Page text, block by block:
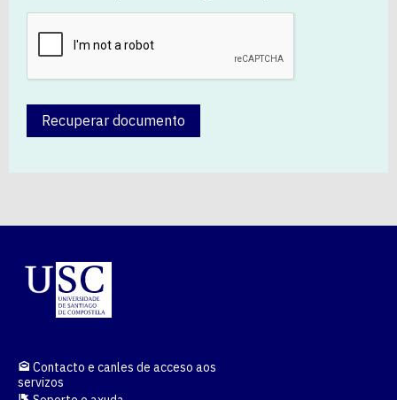
Recuperar documento
Contacto e canles de acceso aos
servizos